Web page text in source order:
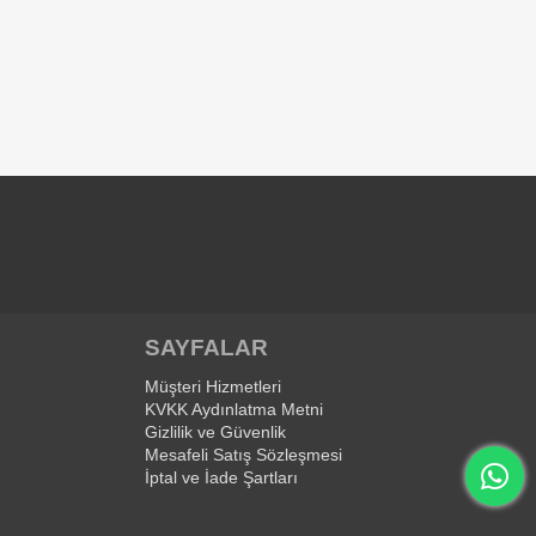
SAYFALAR
Müşteri Hizmetleri
KVKK Aydınlatma Metni
Gizlilik ve Güvenlik
Mesafeli Satış Sözleşmesi
İptal ve İade Şartları